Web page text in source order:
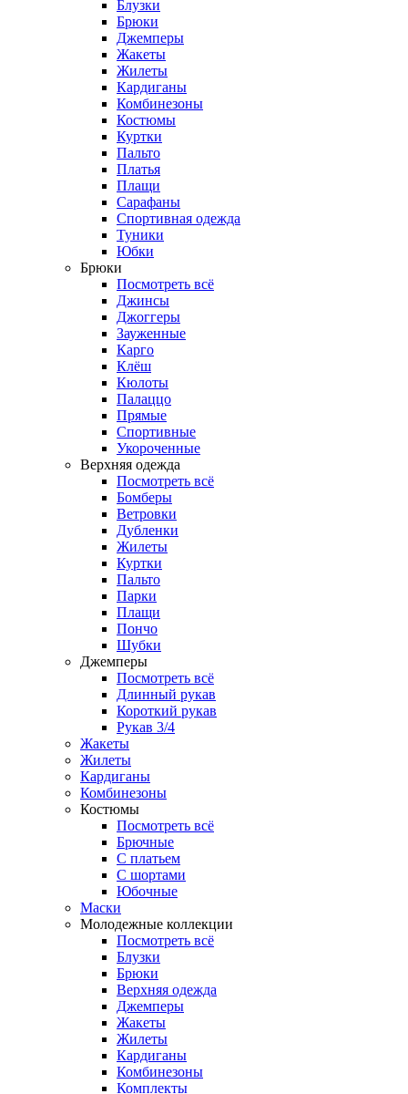
Блузки
Брюки
Джемперы
Жакеты
Жилеты
Кардиганы
Комбинезоны
Костюмы
Куртки
Пальто
Платья
Плащи
Сарафаны
Спортивная одежда
Туники
Юбки
Брюки
Посмотреть всё
Джинсы
Джоггеры
Зауженные
Карго
Клёш
Кюлоты
Палаццо
Прямые
Спортивные
Укороченные
Верхняя одежда
Посмотреть всё
Бомберы
Ветровки
Дубленки
Жилеты
Куртки
Пальто
Парки
Плащи
Пончо
Шубки
Джемперы
Посмотреть всё
Длинный рукав
Короткий рукав
Рукав 3/4
Жакеты
Жилеты
Кардиганы
Комбинезоны
Костюмы
Посмотреть всё
Брючные
С платьем
С шортами
Юбочные
Маски
Молодежные коллекции
Посмотреть всё
Блузки
Брюки
Верхняя одежда
Джемперы
Жакеты
Жилеты
Кардиганы
Комбинезоны
Комплекты